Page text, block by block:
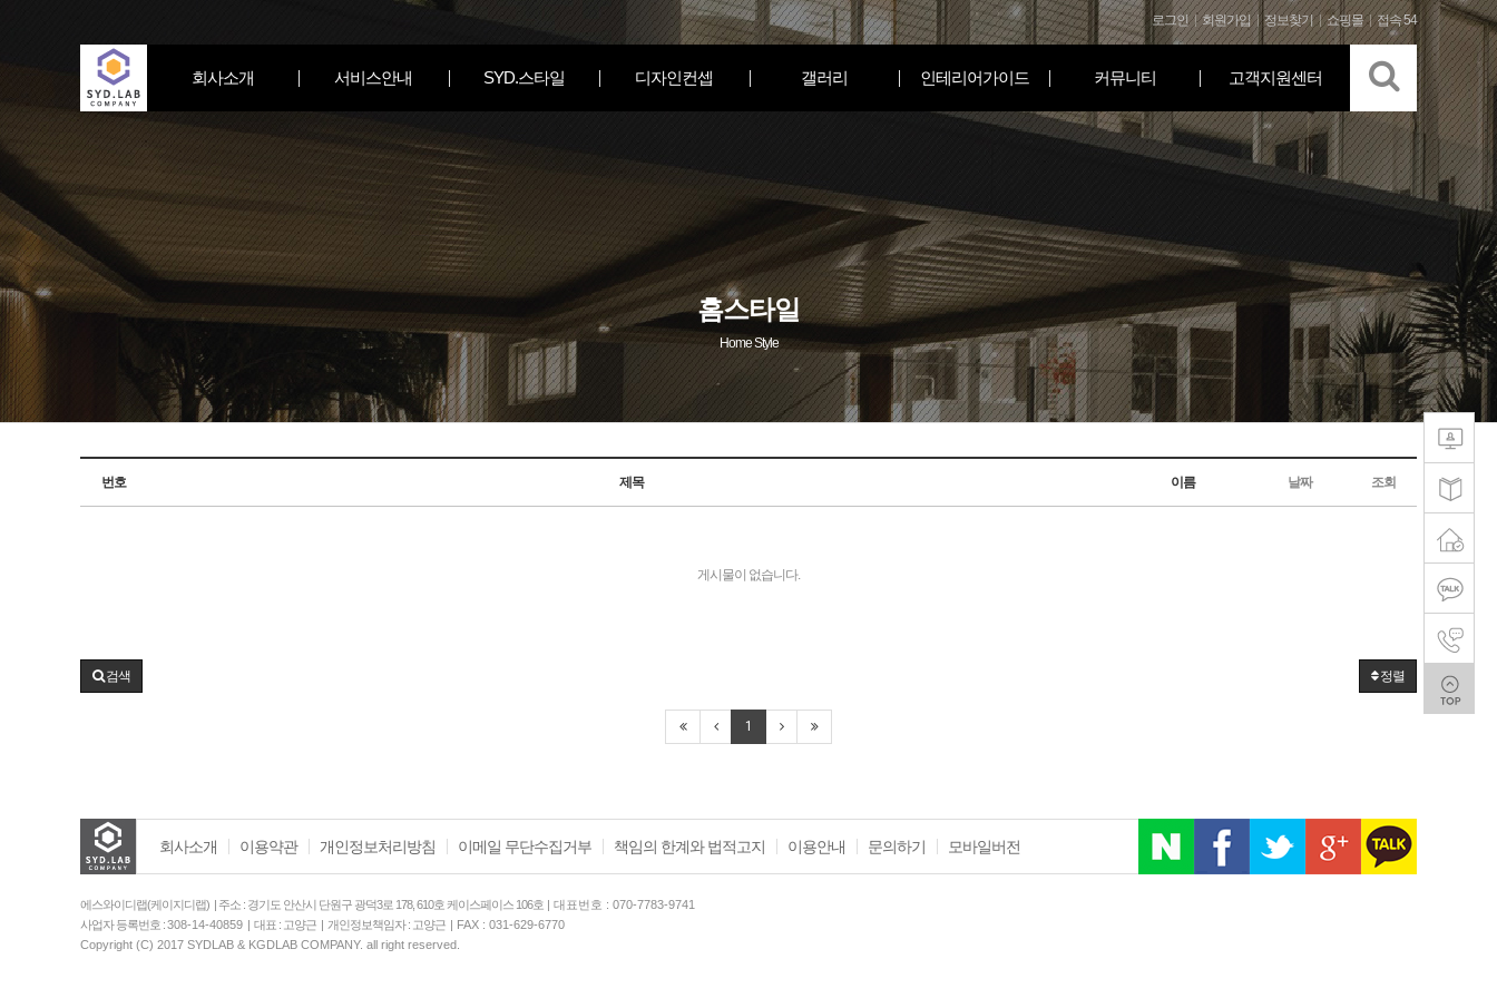
회사소개 서비스안내 SYD.스타일 디자인컨셉 갤러리 인테리어가이드 커뮤니티 고객지원센터
로그인 회원가입 정보찾기 쇼핑몰 접속 54
홈스타일
Home Style
번호 제목 이름 날짜 조회
게시물이 없습니다.
정렬
검색
1
회사소개 이용약관 개인정보처리방침 이메일 무단수집거부 책임의 한계와 법적고지 이용안내 문의하기 모바일버전
에스와이디랩(케이지디랩) | 주소 : 경기도 안산시 단원구 광덕3로 178, 610호 케이스페이스 106호 | 대표번호 : 070-7783-9741
사업자 등록번호 :308-14-40859 | 대표 : 고양근 | 개인정보책임자 : 고양근 | FAX : 031-629-6770
Copyright (C) 2017 SYDLAB & KGDLAB COMPANY. all right reserved.